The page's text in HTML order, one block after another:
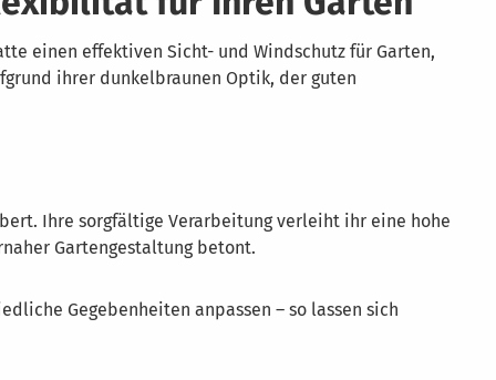
einen effektiven Sicht- und Windschutz für Garten,
ihrer dunkelbraunen Optik, der guten
Ihre sorgfältige Verarbeitung verleiht ihr eine hohe
Gartengestaltung betont.
Gegebenheiten anpassen – so lassen sich